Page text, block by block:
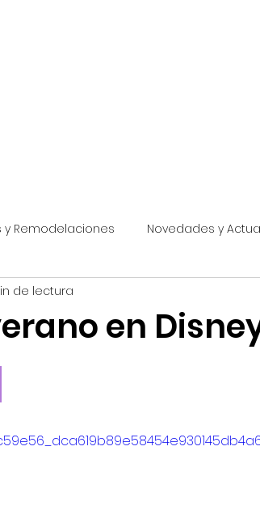
y Remodelaciones Novedades y
Promociones Disney World
en
de lectura